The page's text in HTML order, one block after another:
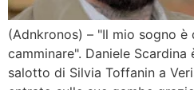
(Adnkronos) – "Il mio sogno
camminare". Daniele
salotto di Silvia Toffanin a